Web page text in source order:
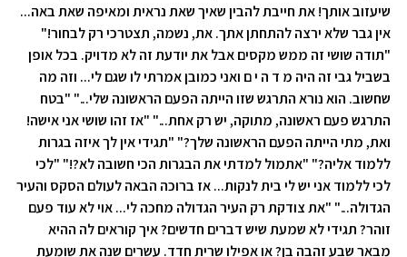
שיעזוב אותך! את חייבת להבין שאיך שאת נראית ומאיפה שאת באה...
אין גבר שלא ירצה להתחתן אתך. את, נשמה, תצטרכי רק לבחור!"
"תודה שושי זה ממש מקסים אבל את יודעת זה לא מדויק. בכל אופן
בשביל גבי זה היה מ ד ה י ם ואני כמובן אמרתי לו שגם לי... וזה מה
שחשוב. הוא נורא התרגש שזו הייתה הפעם הראשונה שלי..." "בטח
התרגש פעם ראשונה, מתוקה, יש רק אחת..." "אז זהו שושי אני אישה!
ואת, מתי הייתה הפעם הראשונה שלך?" "תגידי אין לך איזה בגרות
ללמוד אליה?" "אתמול למדתי את הבגרות הכי חשובה לא?!" "לכי
לכי ללמוד אני יש לי בית לנקות... אז ברוכה הבאה לעולם הסקס והעיר
הגדולה..." "את צודקת רק העיר הגדולה מחכה לי... אוי לא עוד פעם
זוהר? תגידי לא שמעת שיש דברים חדשים? איך קוראים לה ההיא
מבאר שבע זהבה בן? או אפילו שרית חדד. עשרים שנה את שומעת